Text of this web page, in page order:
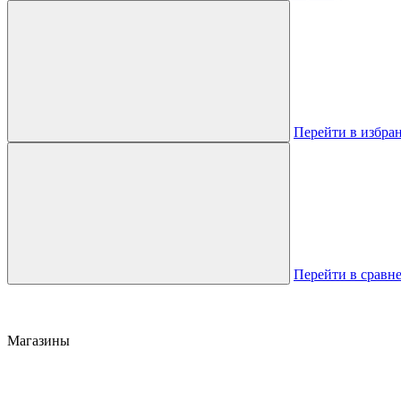
Перейти в
Перейти в
Магазины